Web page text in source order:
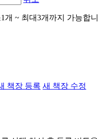
개 ~ 최대3개까지 가능합니
책장 등록 새 책장 수정